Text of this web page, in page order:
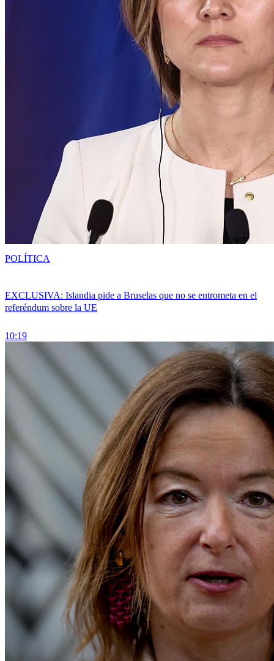
EXCLUSIVA: Islandia pide a Bruselas que no se entrometa en el
referéndum sobre la UE
10:19
POLÍTICA